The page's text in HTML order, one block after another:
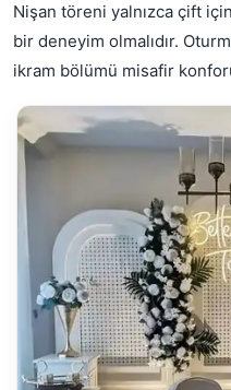
Nişan töreni yalnızca çift
bir deneyim olmalıdır.
ikram bölümü misafir